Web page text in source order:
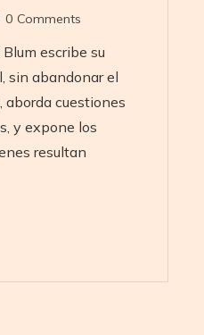
0 Comments
escribe su
sin abandonar el
aborda cuestiones
y expone los
resultan